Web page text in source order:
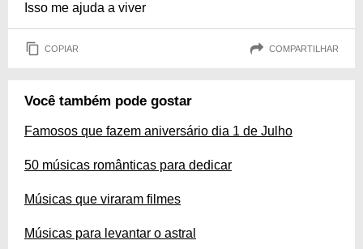
Isso me ajuda a viver
COPIAR COMPARTILHAR
Você também pode gostar
Famosos que fazem aniversário dia 1 de Julho
50 músicas românticas para dedicar
Músicas que viraram filmes
Músicas para levantar o astral